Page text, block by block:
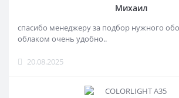
Михаил
спасибо менеджеру за подбор нужного
облаком очень удобно..
20.08.2025